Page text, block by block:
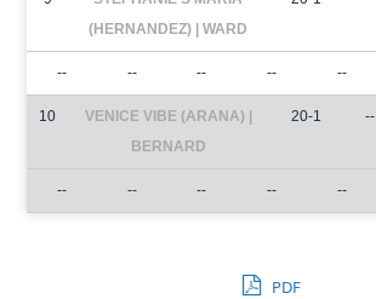
(HERNANDEZ) | WARD
-- -- -- -- --
10
VENICE VIBE (ARANA) |
BERNARD
20-1 --
-- -- -- -- --
PDF